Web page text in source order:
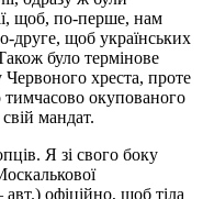
щоб, по-перше, нам
друге, щоб українських
було термінове
хреста, проте
окупованого
мандат.
Я зі свого боку
офіційно, щоб тіла